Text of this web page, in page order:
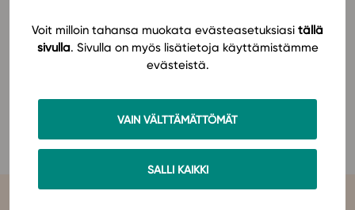
Voit milloin tahansa muokata evästeasetuksiasi tällä
sivulla. Sivulla on myös lisätietoja käyttämistämme
evästeistä.
VAIN VÄLTTÄMÄTTÖMÄT
SALLI KAIKKI
In English
Lue lisää ruotsinkielisestä KE5 -oppimateriaalista
täältä.
tutustumaan materiaaliin Studeossa
kokonaisuudessaan täällä .